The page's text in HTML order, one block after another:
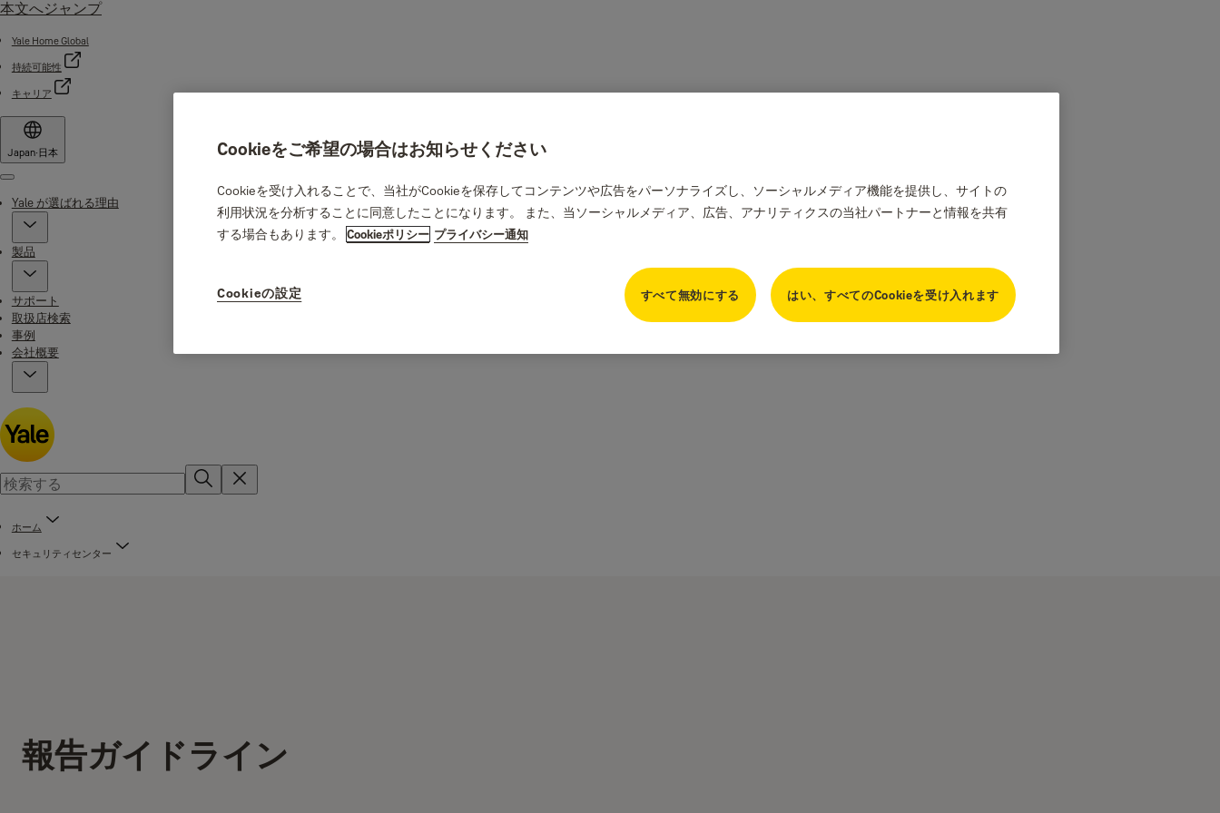
本文へジャンプ
Yale Home Global
持続可能性
キャリア
Japan· 日本
Menu
Yale が選ばれる理由
製品
サポート
取扱店検索
事例
会社概要
ホーム
セキュリティセンター
報告ガイドライン
Cookieをご希望の場合はお知らせください
Cookieを受け入れることで、当社がCookieを保存してコンテンツや広告をパーソナライズし、ソーシャルメディア機能を提供し、サイトの
利用状況を分析することに同意したことになります。 また、当ソーシャルメディア、広告、アナリティクスの当社パートナーと情報を共有
する場合もあります。 Cookieポリシー プライバシー通知
すべて無効にする はい、すべてのCookieを受け入れます
Cookieの設定